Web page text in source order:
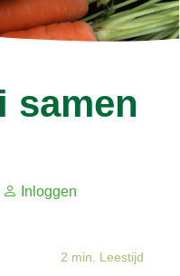
samen
Inloggen
2 min. Leestijd